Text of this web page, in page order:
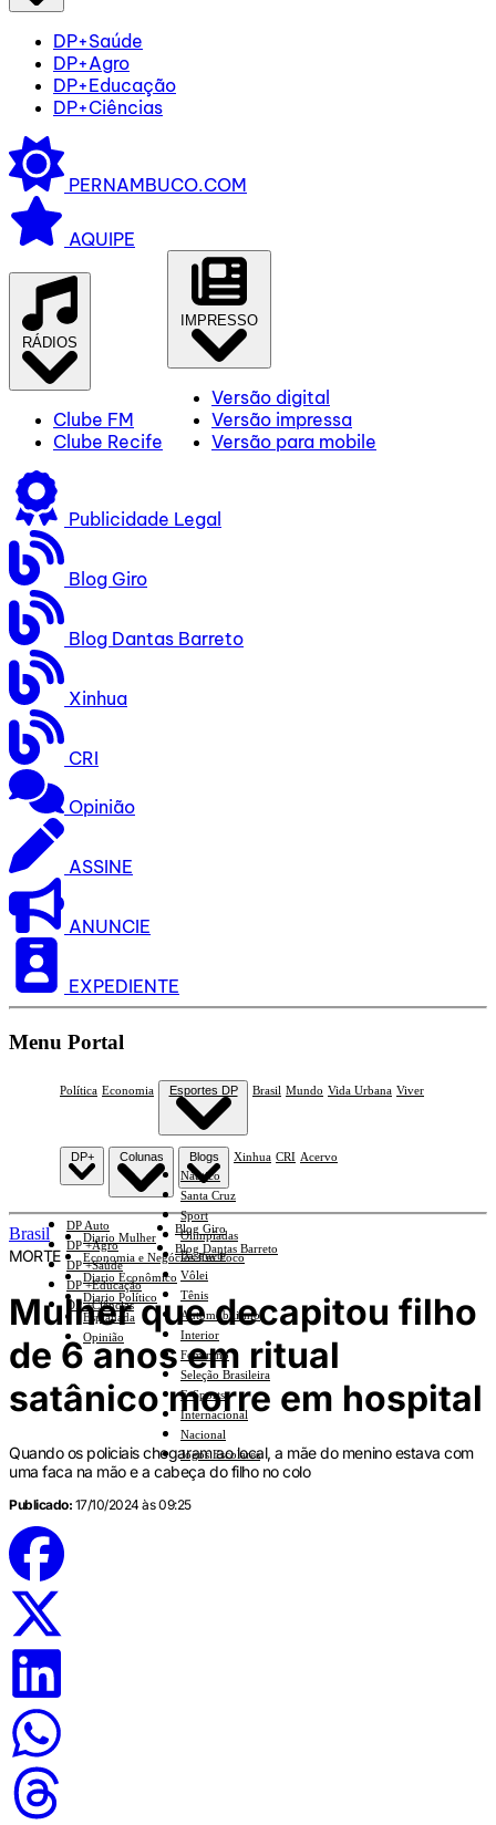
DP+Saúde
DP+Agro
DP+Educação
DP+Ciências
PERNAMBUCO.COM
AQUIPE
RÁDIOS
Clube FM
Clube Recife
IMPRESSO
Versão digital
Versão impressa
Versão para mobile
Publicidade Legal
Blog Giro
Blog Dantas Barreto
Xinhua
CRI
Opinião
ASSINE
ANUNCIE
EXPEDIENTE
Menu Portal
Política Economia Esportes DP
Náutico
Santa Cruz
Sport
Olimpíadas
Basquete
Vôlei
Tênis
Automobilismo
Interior
Feminino
Seleção Brasileira
E-Sports
Internacional
Nacional
Jogos Escolares
Brasil Mundo Vida Urbana Viver
DP+
DP Auto
DP +Agro
DP +Saúde
DP +Educação
DP +Ciências
Colunas
Diario Mulher
Economia e Negócios Em Foco
Diario Econômico
Diario Político
Esplanada
Opinião
Blogs
Blog Giro
Blog Dantas Barreto
Xinhua CRI Acervo
Brasil
MORTE
Mulher que decapitou filho
de 6 anos em ritual
satânico morre em hospital
Quando os policiais chegaram ao local, a mãe do menino estava com
uma faca na mão e a cabeça do filho no colo
Publicado: 17/10/2024 às 09:25